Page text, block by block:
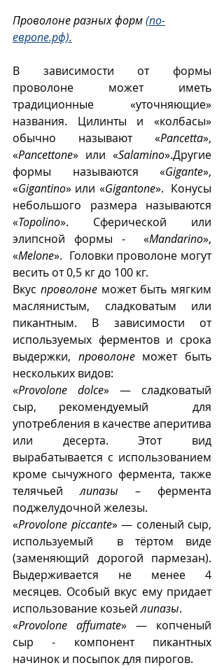
Проволоне разных форм (по-
европе.рф).
В зависимости от формы
проволоне может иметь
традиционные «уточняющие»
названия. Цилинты и «колбасы»
обычно называют «Pancetta»,
«Pancettone» или «Salamino».Другие
формы называются «Gigante»,
«Gigantino» или «Gigantone».  Конусы
небольшого размера называются
«Topolino». Сферической или
элипсной формы -  «Mandarino»,
«Melone».  Головки проволоне могут
весить от 0,5 кг до 100 кг.
Вкус проволоне может быть мягким
маслянистым, сладковатым или
пикантным. В зависимости от
используемых ферментов и срока
выдержки, проволоне может быть
нескольких видов:
«Provolone dolce» — сладковатый
сыр, рекомендуемый  для
употребления в качестве аперитива
или десерта. Этот вид
вырабатывается с использованием
кроме сычужного фермента, также
телячьей липазы – фермента
поджелудочной железы.
«Provolone piccante» — соленый сыр,
используемый  в тёртом виде
(заменяющий дорогой пармезан).
Выдерживается не менее 4
месяцев. Особый вкус ему придает
использование козьей липазы.
«Provolone affumate» — копченый
сыр - компонент пикантных
начинок и посыпок для пирогов.